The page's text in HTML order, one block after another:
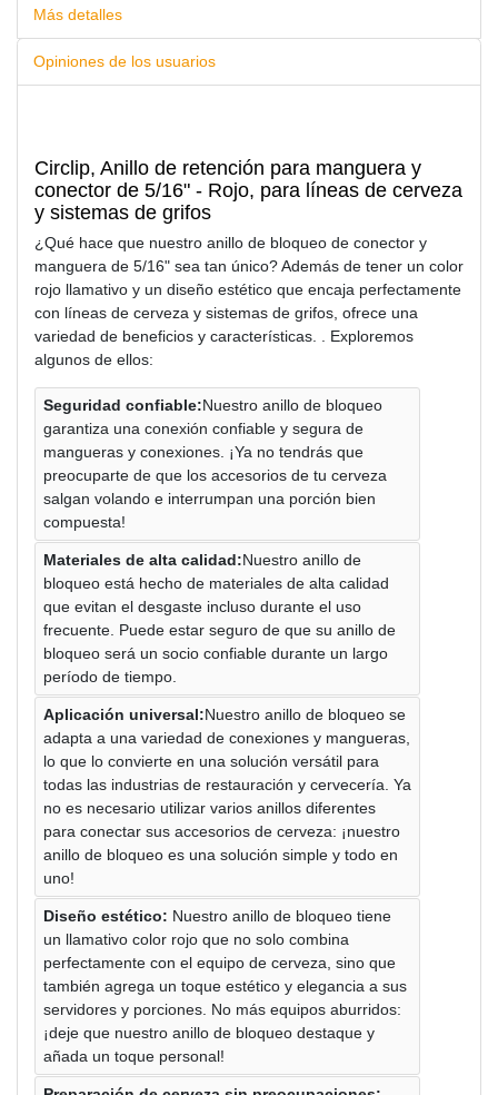
Más detalles
Opiniones de los usuarios
Circlip, Anillo de retención para manguera y
conector de 5/16" - Rojo, para líneas de cerveza
y sistemas de grifos
¿Qué hace que nuestro anillo de bloqueo de conector y
manguera de 5/16" sea tan único? Además de tener un color
rojo llamativo y un diseño estético que encaja perfectamente
con líneas de cerveza y sistemas de grifos, ofrece una
variedad de beneficios y características. . Exploremos
algunos de ellos:
Seguridad confiable:Nuestro anillo de bloqueo
garantiza una conexión confiable y segura de
mangueras y conexiones. ¡Ya no tendrás que
preocuparte de que los accesorios de tu cerveza
salgan volando e interrumpan una porción bien
compuesta!
Materiales de alta calidad:Nuestro anillo de
bloqueo está hecho de materiales de alta calidad
que evitan el desgaste incluso durante el uso
frecuente. Puede estar seguro de que su anillo de
bloqueo será un socio confiable durante un largo
período de tiempo.
Aplicación universal:Nuestro anillo de bloqueo se
adapta a una variedad de conexiones y mangueras,
lo que lo convierte en una solución versátil para
todas las industrias de restauración y cervecería. Ya
no es necesario utilizar varios anillos diferentes
para conectar sus accesorios de cerveza: ¡nuestro
anillo de bloqueo es una solución simple y todo en
uno!
Diseño estético: Nuestro anillo de bloqueo tiene
un llamativo color rojo que no solo combina
perfectamente con el equipo de cerveza, sino que
también agrega un toque estético y elegancia a sus
servidores y porciones. No más equipos aburridos:
¡deje que nuestro anillo de bloqueo destaque y
añada un toque personal!